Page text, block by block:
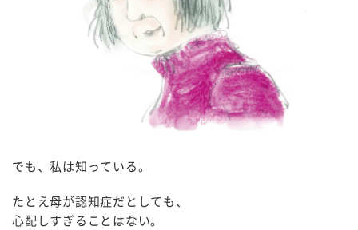
でも、私は知っている。
たとえ母が認知症だとしても、
心配しすぎることはない。